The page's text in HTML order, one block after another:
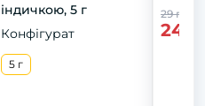
індичкою, 5 г
Конфігурат
5 г
29 грн
24